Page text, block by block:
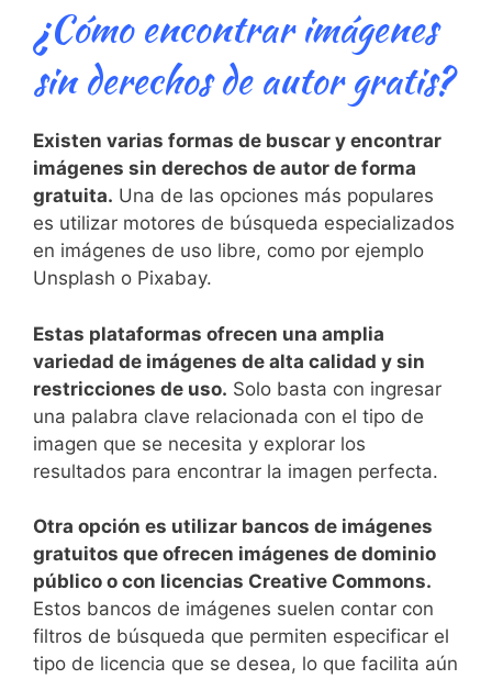
¿Cómo encontrar imágenes
sin derechos de autor gratis?
Existen varias formas de⁣ buscar y encontrar
imágenes​ sin derechos de​ autor de forma
gratuita. Una de las ⁢opciones más populares
es utilizar motores⁣ de búsqueda especializados
en‌ imágenes de uso libre, como ‍por ‌ejemplo
Unsplash o Pixabay.
Estas plataformas ​ofrecen una amplia
variedad de ‍imágenes de ⁣alta calidad y sin
restricciones de uso. Solo basta con ‍ingresar
una palabra clave relacionada ⁤con el ‍tipo de‍
imagen que se necesita y explorar los
resultados para​ encontrar la imagen perfecta.
Otra ‍opción es utilizar bancos de imágenes
gratuitos que ofrecen imágenes de dominio
público o con licencias Creative Commons.
Estos bancos de imágenes suelen ⁤contar con‌
filtros⁢ de búsqueda que ⁢permiten especificar⁤ el
tipo de licencia que se ​desea, lo que facilita aún